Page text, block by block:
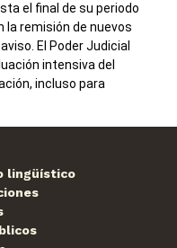
el final de su periodo
la remisión de nuevos
El Poder Judicial
intensiva del
incluso para
lingüístico